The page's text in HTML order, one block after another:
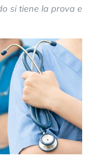
si tiene la prova e